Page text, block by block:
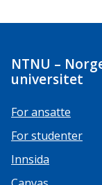
NTNU –
universitet
For ansatte
For studenter
Innsida